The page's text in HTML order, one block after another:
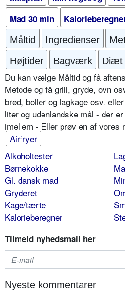
Mad 30 min
Måltid Ingredienser
Højtider
Bagværk Diæt
Du kan vælge Måltid og få
Metode og få grill, gryde, ovn
brød, boller og lagkage osv.
liter og udenlandske mål - der
imellem - Eller prøv en af vores
Airfryer
Alkoholtester
Børnekokke
Gl. dansk mad
Gryderet
Kage/tærte
Kalorieberegner
Tilmeld nyhedsmail her
Nyeste kommentarer